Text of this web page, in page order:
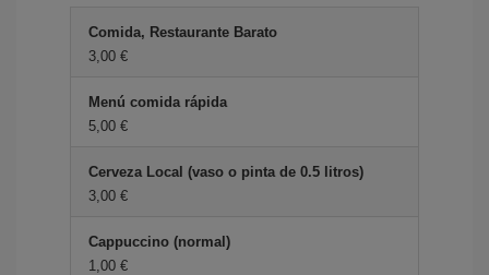
Comida, Restaurante Barato
3,00 €
Menú comida rápida
5,00 €
Cerveza Local (vaso o pinta de 0.5 litros)
3,00 €
Cappuccino (normal)
1,00 €